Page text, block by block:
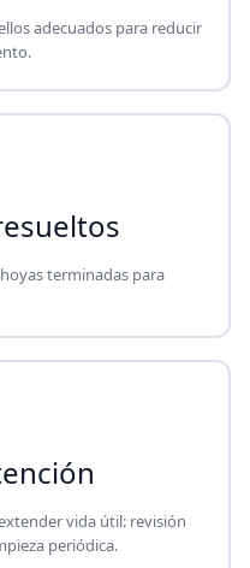
adecuados para reducir
terminadas para
vida útil: revisión
periódica.